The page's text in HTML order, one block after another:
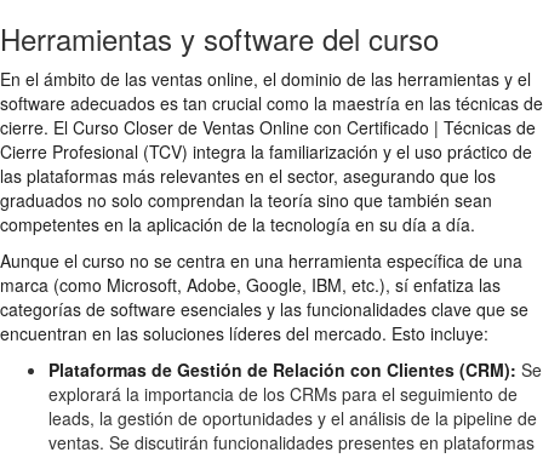
Herramientas y software del curso
En el ámbito de las ventas online, el dominio de las herramientas y el
software adecuados es tan crucial como la maestría en las técnicas de
cierre. El Curso Closer de Ventas Online con Certificado | Técnicas de
Cierre Profesional (TCV) integra la familiarización y el uso práctico de
las plataformas más relevantes en el sector, asegurando que los
graduados no solo comprendan la teoría sino que también sean
competentes en la aplicación de la tecnología en su día a día.
Aunque el curso no se centra en una herramienta específica de una
marca (como Microsoft, Adobe, Google, IBM, etc.), sí enfatiza las
categorías de software esenciales y las funcionalidades clave que se
encuentran en las soluciones líderes del mercado. Esto incluye:
Plataformas de Gestión de Relación con Clientes (CRM): Se
explorará la importancia de los CRMs para el seguimiento de
leads, la gestión de oportunidades y el análisis de la pipeline de
ventas. Se discutirán funcionalidades presentes en plataformas